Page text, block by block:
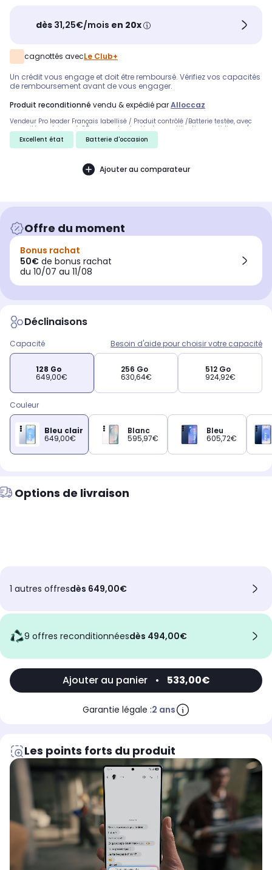
dès 31,25€/mois en 20x
cagnottés avecLe Club+
Un crédit vous engage et doit être remboursé. Vérifiez vos capacités
de remboursement avant de vous engager.
produit reconditionné vendu & expédié parAlloccaz
Vendeur Pro leader Français labellisé / Produit contrôlé /Batterie testée, avec
capacité supérieure à 85 pourcent, adaptée à une utilisation quotidienne /
Câble de charge, extracteur sim fournis / Livraison Chronopost 24/48H gratuite.
Prix TTC, TVA non récupérable.
Excellent état Batterie d'occasion
Ajouter au comparateur
Offre du moment
Bonus rachat
50€ de bonus rachat
du 10/07 au 11/08
Déclinaisons
Capacité Besoin d'aide pour choisir votre capacité
128 Go
649,00€
256 Go
630,64€
512 Go
924,92€
Couleur
Bleu clair
649,00€
Blanc
595,97€
Bleu
605,72€
Options de livraison
1 autres offresdès 649,00€
9 offres reconditionnées dès 494,00€
Ajouter au panier • 533,00€
Garantie légale :2 ans
Les points forts du produit